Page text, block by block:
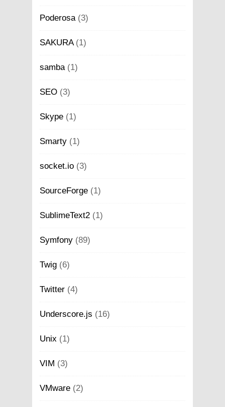
Poderosa(3)
SAKURA(1)
samba(1)
SEO (3)
Skype (1)
Smarty (1)
socket.io (3)
SourceForge (1)
SublimeText2 (1)
Symfony (89)
Twig (6)
Twitter (4)
Underscore.js (16)
Unix (1)
VIM (3)
VMware (2)